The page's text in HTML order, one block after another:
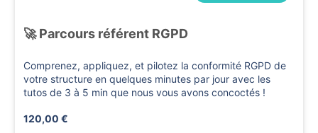
🚀 Parcours référent RGPD
Comprenez, appliquez, et pilotez la conformité RGPD de
votre structure en quelques minutes par jour avec les
tutos de 3 à 5 min que nous vous avons concoctés !
120,00 €